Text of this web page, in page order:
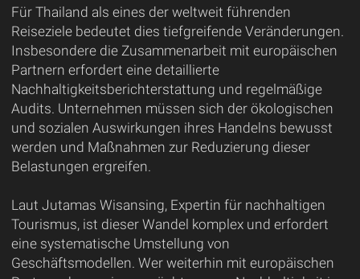
Für Thailand als eines der weltweit führenden
Reiseziele bedeutet dies tiefgreifende Veränderungen.
Insbesondere die Zusammenarbeit mit europäischen
Partnern erfordert eine detaillierte
Nachhaltigkeitsberichterstattung und regelmäßige
Audits. Unternehmen müssen sich der ökologischen
und sozialen Auswirkungen ihres Handelns bewusst
werden und Maßnahmen zur Reduzierung dieser
Belastungen ergreifen.
Laut Jutamas Wisansing, Expertin für nachhaltigen
Tourismus, ist dieser Wandel komplex und erfordert
eine systematische Umstellung von
Geschäftsmodellen. Wer weiterhin mit europäischen